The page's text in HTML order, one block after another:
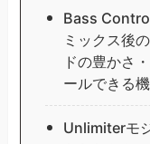
Bass
ミックス後
ドの豊かさ
ールできる
Unlimiterモ